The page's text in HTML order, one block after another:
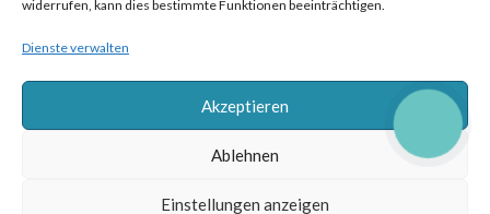
widerrufen, kann dies bestimmte Funktionen beeinträchtigen.
Dienste verwalten
Akzeptieren
Ablehnen
Einstellungen anzeigen
WAVE-BIKES – Ihr Meisterbetrieb für Fahrräder, E-Bikes, Service
Sanddornweg 10, 53773 Hennef (Sieg)